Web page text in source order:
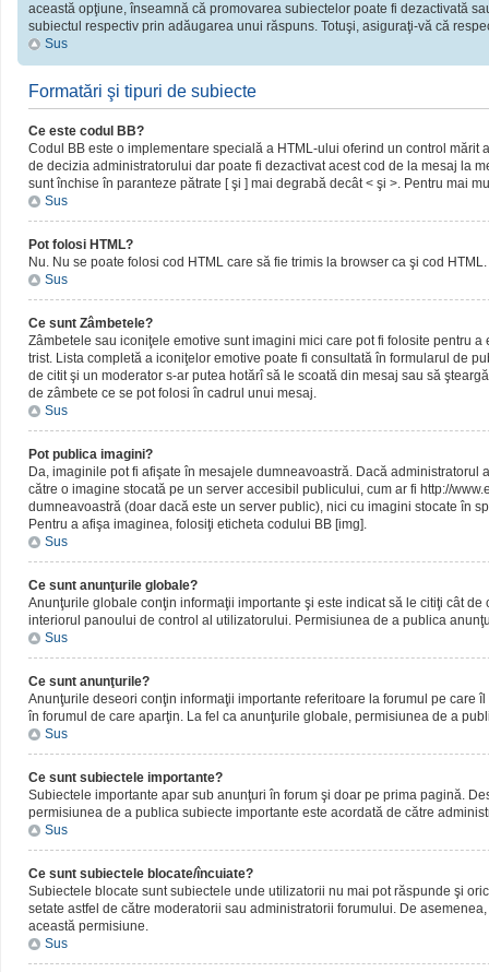
această opţiune, înseamnă că promovarea subiectelor poate fi dezactivată
subiectul respectiv prin adăugarea unui răspuns. Totuşi, asiguraţi-vă că
Sus
Formatări şi tipuri de subiecte
Ce este codul BB?
Codul BB este o implementare specială a HTML-ului oferind un control
de decizia administratorului dar poate fi dezactivat acest cod de la mesaj la
sunt închise în paranteze pătrate [ şi ] mai degrabă decât < şi >. Pentru mai
Sus
Pot folosi HTML?
Nu. Nu se poate folosi cod HTML care să fie trimis la browser ca şi cod
Sus
Ce sunt Zâmbetele?
Zâmbetele sau iconiţele emotive sunt imagini mici care pot fi folosite pentru
trist. Lista completă a iconiţelor emotive poate fi consultată în formularul de
de citit şi un moderator s-ar putea hotărî să le scoată din mesaj sau să
de zâmbete ce se pot folosi în cadrul unui mesaj.
Sus
Pot publica imagini?
Da, imaginile pot fi afişate în mesajele dumneavoastră. Dacă
către o imagine stocată pe un server accesibil publicului, cum ar fi http://
dumneavoastră (doar dacă este un server public), nici cu imagini stocate în
Pentru a afişa imaginea, folosiţi eticheta codului BB [img].
Sus
Ce sunt anunţurile globale?
Anunţurile globale conţin informaţii importante şi este indicat să le citiţi cât
interiorul panoului de control al utilizatorului. Permisiunea de a publica
Sus
Ce sunt anunţurile?
Anunţurile deseori conţin informaţii importante referitoare la forumul pe care
în forumul de care aparţin. La fel ca anunţurile globale, permisiunea de a
Sus
Ce sunt subiectele importante?
Subiectele importante apar sub anunţuri în forum şi doar pe prima pagină.
permisiunea de a publica subiecte importante este acordată de către
Sus
Ce sunt subiectele blocate/încuiate?
Subiectele blocate sunt subiectele unde utilizatorii nu mai pot răspunde şi
setate astfel de către moderatorii sau administratorii forumului. De
această permisiune.
Sus